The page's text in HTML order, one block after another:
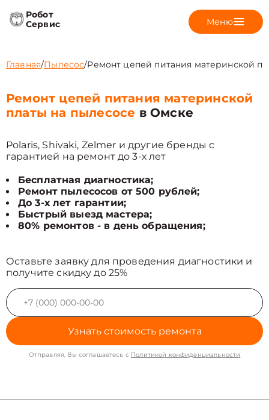
Робот
Сервис
Меню
Главная/Пылесос/Ремонт цепей питания материнской
Ремонт цепей питания материнской
платы на пылесосе в Омске
Polaris, Shivaki, Zelmer и другие бренды с
гарантией на ремонт до 3-х лет
Бесплатная диагностика;
Ремонт пылесосов от 500 рублей;
До 3-х лет гарантии;
Быстрый выезд мастера;
80% ремонтов - в день обращения;
Оставьте заявку для проведения диагностики и
получите скидку до 25%
Узнать стоимость ремонта
Отправляя, Вы соглашаетесь с Политикой конфиденциальности